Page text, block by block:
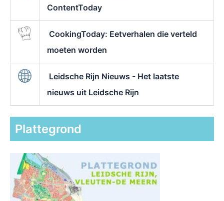
ContentToday
CookingToday: Eetverhalen die verteld
moeten worden
Leidsche Rijn Nieuws - Het laatste
nieuws uit Leidsche Rijn
Plattegrond